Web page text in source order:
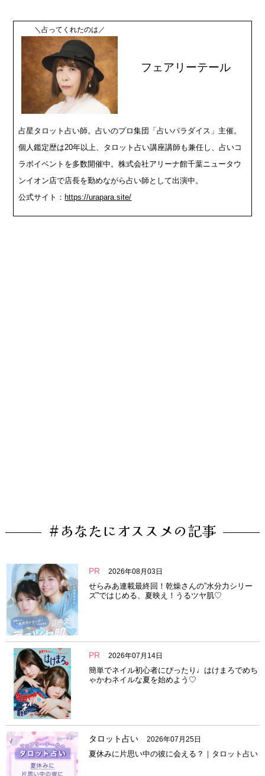
＼占ってくれたのは／
フェアリーテール
占星タロット占い師。占いのプロ集団「占いパラダイス」主催。
個人鑑定歴は20年以上、タロット占い講座講師も兼任し、占いコ
ラボイベントを多数開催中。株式会社アリーナ館千葉ニュータウ
ンイオン店で店長を勤めながら占い師として出演中。
公式サイト：https://urapara.site/
#あなたにオススメの記事
PR 2026年08月03日
せらみあ連載最終回！乾燥さんの”水分力シリー
ズ”ではじめる、夏映え！うるツヤ肌♡
PR 2026年07月14日
簡単でネイル初心者にぴったり♩はけまろでめち
ゃかわネイルな夏を始めよう♡
タロット占い 2026年07月25日
夏休みに片思い中の彼に会える？｜タロット占い